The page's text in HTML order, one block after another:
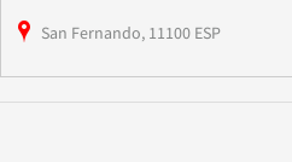
San Fernando, 11100 ESP